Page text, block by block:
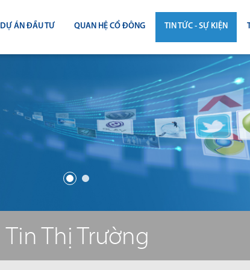
DỰ ÁN ĐẦU TƯ QUAN HỆ CỔ ĐÔNG
ĐẠI HỘI ĐỒNG CỔ ĐÔNG
BÁO CÁO THƯỜNG NIÊN
BÁO CÁO TÀI CHÍNH
TIN TỨC - SỰ KIỆN
TIN THỊ TRƯỜNG
TIN DỰ ÁN
TIN CÔNG TY
Tin Thị Trường